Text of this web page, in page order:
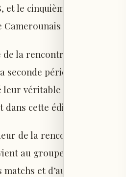
et le cinquième Africain à
Camerounais Roger Milla
la rencontre avait vu le
seconde période a été
véritable valeur en
cette édition.
de la rencontre, Onahi a
au groupe et j’en suis
et d’autres qui les